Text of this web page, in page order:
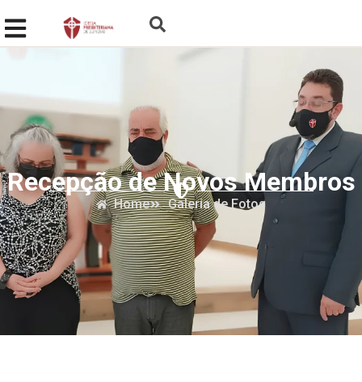
Recepção de Novos Membros
Home Galeria de Fotos